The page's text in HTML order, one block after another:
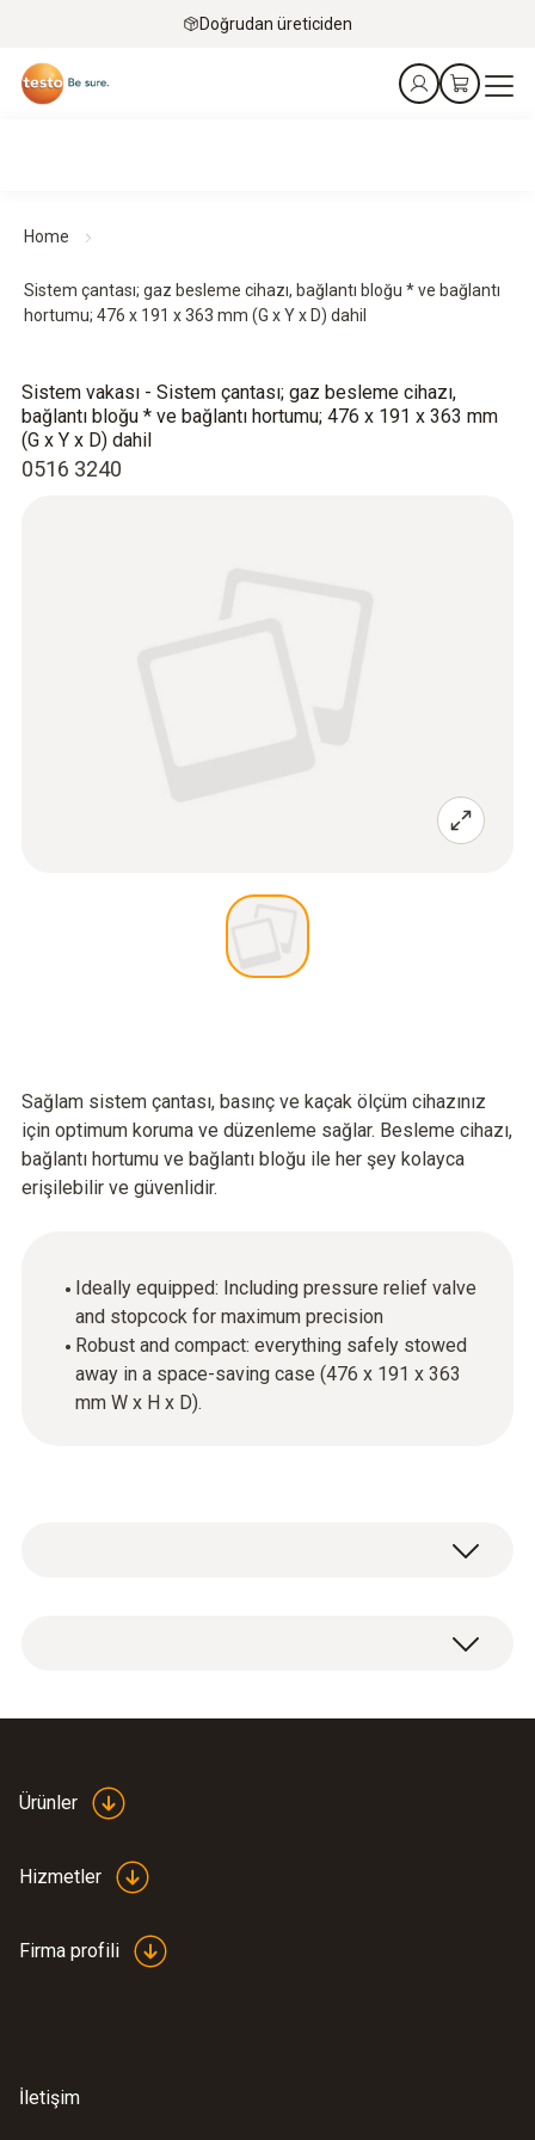
Doğrudan üreticiden
Home
Sistem çantası; gaz besleme cihazı, bağlantı bloğu * ve bağlantı
hortumu; 476 x 191 x 363 mm (G x Y x D) dahil
0516 3240
Sistem vakası - Sistem çantası; gaz besleme cihazı,
bağlantı bloğu * ve bağlantı hortumu; 476 x 191 x 363 mm
(G x Y x D) dahil
Sağlam sistem çantası, basınç ve kaçak ölçüm cihazınız
için optimum koruma ve düzenleme sağlar. Besleme cihazı,
bağlantı hortumu ve bağlantı bloğu ile her şey kolayca
erişilebilir ve güvenlidir.
Ideally equipped: Including pressure relief valve
and stopcock for maximum precision
Robust and compact: everything safely stowed
away in a space-saving case (476 x 191 x 363
mm W x H x D).
Besleme cihazı, bağlantı hortumu ve bağlantı
Ürünler
Hizmetler
Firma profili
İletişim